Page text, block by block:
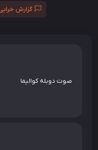
گزارش
صوت دوبله کوالیما